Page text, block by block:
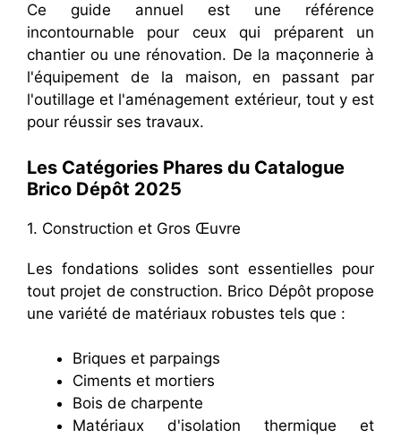
Ce guide annuel est une référence
incontournable pour ceux qui préparent un
chantier ou une rénovation. De la maçonnerie à
l'équipement de la maison, en passant par
l'outillage et l'aménagement extérieur, tout y est
pour réussir ses travaux.
Les Catégories Phares du Catalogue
Brico Dépôt 2025
1. Construction et Gros Œuvre
Les fondations solides sont essentielles pour
tout projet de construction. Brico Dépôt propose
une variété de matériaux robustes tels que :
Briques et parpaings
Ciments et mortiers
Bois de charpente
Matériaux d'isolation thermique et